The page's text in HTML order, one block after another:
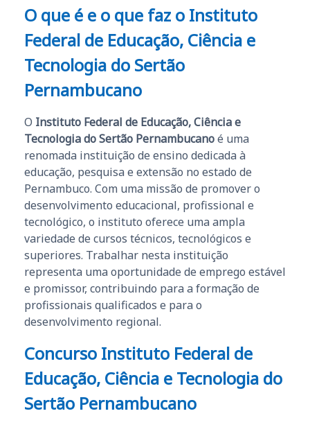
O que é e o que faz o Instituto
Federal de Educação, Ciência e
Tecnologia do Sertão
Pernambucano
O Instituto Federal de Educação, Ciência e
Tecnologia do Sertão Pernambucanoé uma
renomada instituição de ensino dedicada à
educação, pesquisa e extensão no estado de
Pernambuco. Com uma missão de promover o
desenvolvimento educacional, profissional e
tecnológico, o instituto oferece uma ampla
variedade de cursos técnicos, tecnológicos e
superiores. Trabalhar nesta instituição
representa uma oportunidade de emprego estável
e promissor, contribuindo para a formação de
profissionais qualificados e para o
desenvolvimento regional.
Concurso Instituto Federal de
Educação, Ciência e Tecnologia do
Sertão Pernambucano